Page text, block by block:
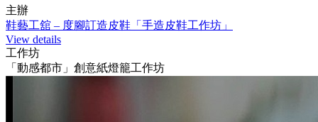
主辦
鞋藝工舘 – 度腳訂造皮鞋「手造皮鞋工作坊」
View details
工作坊
「動感都市」創意紙燈籠工作坊